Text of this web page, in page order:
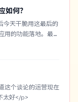
如何？
今天干脆用这最后的
用的功能落地。最终
些戒断反应，感觉
示词中提取常用字
示词。但是要搭配
这个谈论的运营现在
太好</p>